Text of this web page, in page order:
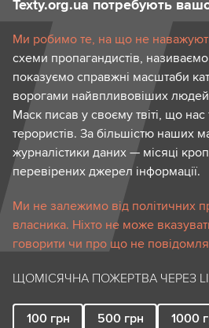
Texty.org.ua потребують
Ми робимо те, на що не
схеми пропагандистів,
показуємо справжні масштаби
ворогами найвпливовіших людей
Маск писав у своєму твіті, що
терористів. За більшістю наших
журналістики даних — місяці
перевірених джерел інформації.
Ми не залежимо від політичних
власника. Ніхто не може
говорити чи про що не
ЩОМІСЯЧНА ПОЖЕРТВА ЧЕРЕЗ
100 грн 500 грн 1000